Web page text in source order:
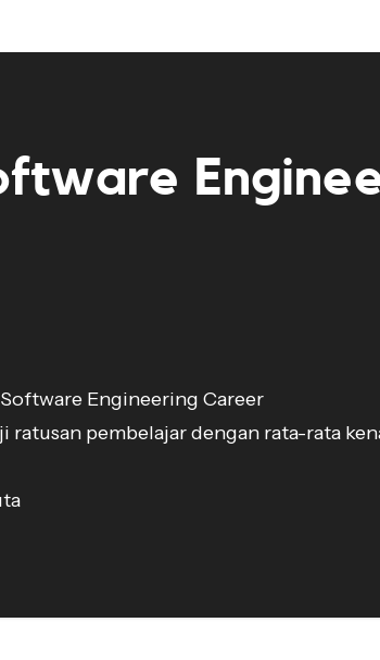
Engineering Career
ratusan pembelajar dengan rata-rata